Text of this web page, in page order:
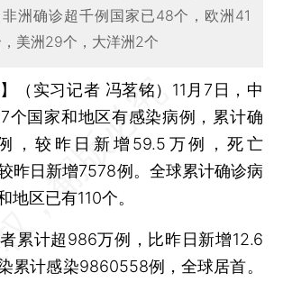
洲确诊超千例国家已48个，欧洲41
美洲29个，大洋洲2个
（实习记者 冯茗铭） 11月7日，中
个国家和地区有感染病例，累计确
，较昨日新增59.5万例，死亡
昨日新增7578例。全球累计确诊病
地区已有110个。
计超986万例，比昨日新增12.6
累计感染9860558例，全球居首。